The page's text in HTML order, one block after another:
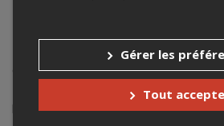
Compagnie Lieux Dits
Coréalisation:Festival Carrefour
En collaboration avecL'ICQ,Québec
Maison de la littérature
Gérer les
Tout